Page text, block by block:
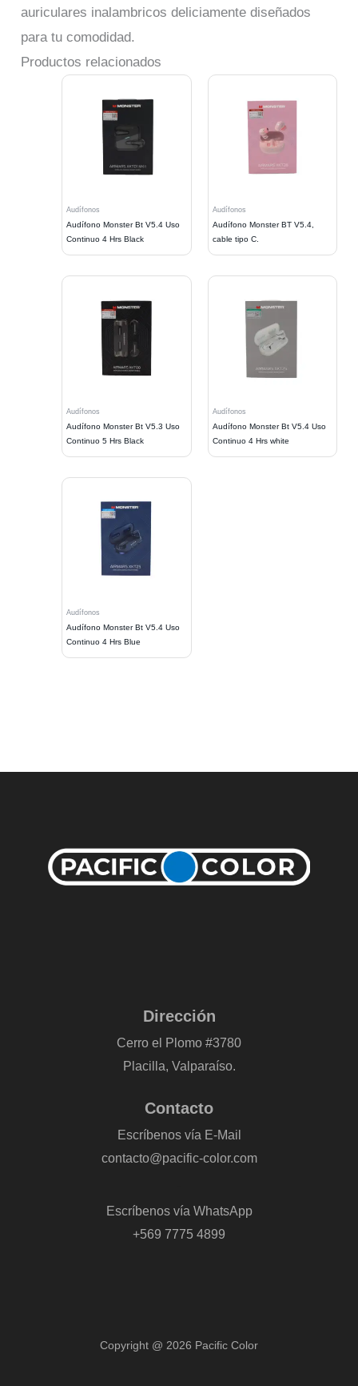
auriculares inalambricos deliciamente diseñados
para tu comodidad.
Productos relacionados
Audífonos
Audífono Monster Bt V5.4 Uso
Continuo 4 Hrs Black
Audífonos
Audífono Monster BT V5.4,
cable tipo C.
Audífonos
Audífono Monster Bt V5.3 Uso
Continuo 5 Hrs Black
Audífonos
Audífono Monster Bt V5.4 Uso
Continuo 4 Hrs white
Audífonos
Audífono Monster Bt V5.4 Uso
Continuo 4 Hrs Blue
Dirección
Cerro el Plomo #3780
Placilla, Valparaíso.
Contacto
Escríbenos vía E-Mail
contacto@pacific-color.com
Escríbenos vía WhatsApp
+569 7775 4899
Copyright @ 2026 Pacific Color